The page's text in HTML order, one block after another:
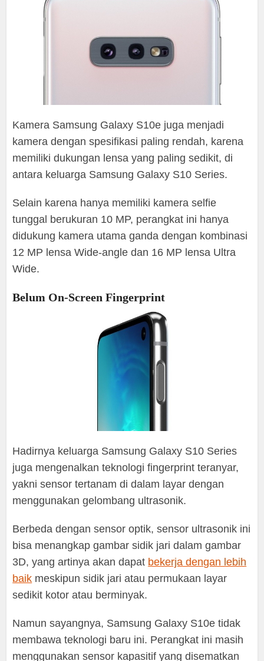
Kamera Samsung Galaxy S10e juga menjadi
kamera dengan spesifikasi paling rendah, karena
memiliki dukungan lensa yang paling sedikit, di
antara keluarga Samsung Galaxy S10 Series.
Selain karena hanya memiliki kamera selfie
tunggal berukuran 10 MP, perangkat ini hanya
didukung kamera utama ganda dengan kombinasi
12 MP lensa Wide-angle dan 16 MP lensa Ultra
Wide.
Belum On-Screen Fingerprint
Hadirnya keluarga Samsung Galaxy S10 Series
juga mengenalkan teknologi fingerprint teranyar,
yakni sensor tertanam di dalam layar dengan
menggunakan gelombang ultrasonik.
Berbeda dengan sensor optik, sensor ultrasonik ini
bisa menangkap gambar sidik jari dalam gambar
3D, yang artinya akan dapat bekerja dengan lebih
baik meskipun sidik jari atau permukaan layar
sedikit kotor atau berminyak.
Namun sayangnya, Samsung Galaxy S10e tidak
membawa teknologi baru ini. Perangkat ini masih
menggunakan sensor kapasitif yang disematkan